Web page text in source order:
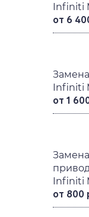
Infiniti
от 6
Infiniti
от 1
Infiniti
от 800